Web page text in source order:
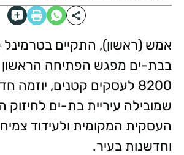
אמש (ראשון), התקיים בטרמינל
בבת-ים מפגש הפתיחה
8200 לעסקים קטנים, יוזמה
שמובילה עיריית בת-ים לחיזוק
העסקית המקומית ולעידוד
וחדשנות בעיר.